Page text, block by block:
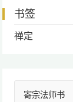
书签
禅定
寄宗法师书